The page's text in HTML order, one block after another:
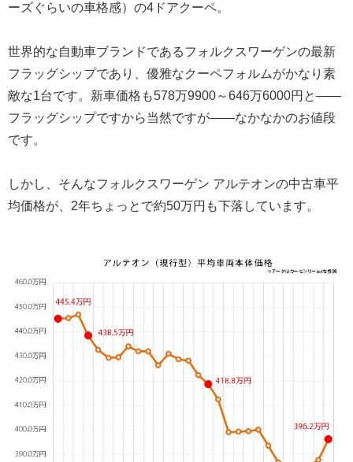
ーズぐらいの車格感）の4ドアクーペ。
世界的な自動車ブランドであるフォルクスワーゲンの最新
フラッグシップであり、優雅なクーペフォルムがかなり素
敵な1台です。新車価格も578万9900～646万6000円と――
フラッグシップですから当然ですが――なかなかのお値段
です。
しかし、そんなフォルクスワーゲン アルテオンの中古車平
均価格が、2年ちょっとで約50万円も下落しています。